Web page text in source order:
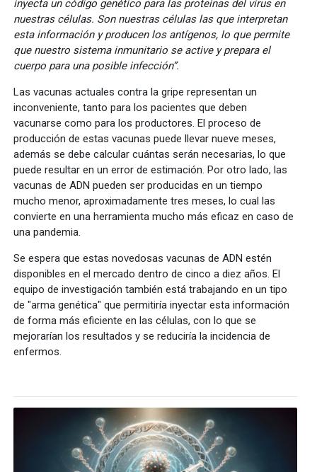
inyecta un código genético para las proteínas del virus en
nuestras células. Son nuestras células las que interpretan
esta información y producen los antígenos, lo que permite
que nuestro sistema inmunitario se active y prepara el
cuerpo para una posible infección”.
Las vacunas actuales contra la gripe representan un
inconveniente, tanto para los pacientes que deben
vacunarse como para los productores. El proceso de
producción de estas vacunas puede llevar nueve meses,
además se debe calcular cuántas serán necesarias, lo que
puede resultar en un error de estimación. Por otro lado, las
vacunas de ADN pueden ser producidas en un tiempo
mucho menor, aproximadamente tres meses, lo cual las
convierte en una herramienta mucho más eficaz en caso de
una pandemia.
Se espera que estas novedosas vacunas de ADN estén
disponibles en el mercado dentro de cinco a diez años. El
equipo de investigación también está trabajando en un tipo
de "arma genética" que permitiría inyectar esta información
de forma más eficiente en las células, con lo que se
mejorarían los resultados y se reduciría la incidencia de
enfermos.